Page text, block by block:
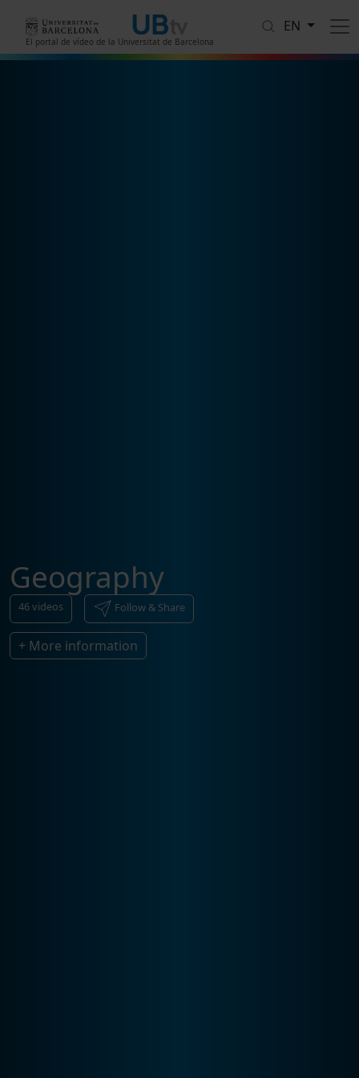
El portal de vídeo de la Universitat de Barcelona
EN
Geography
46videos Follow & Share
+ More information